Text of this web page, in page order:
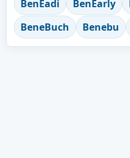
BenEadi BenEarly
BeneBuch
Benebu